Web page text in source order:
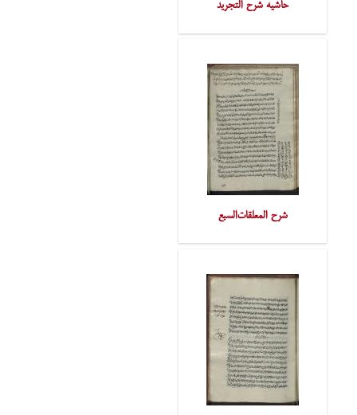
حاشیه شرح التجرید
شرح المعلقات‌السبع